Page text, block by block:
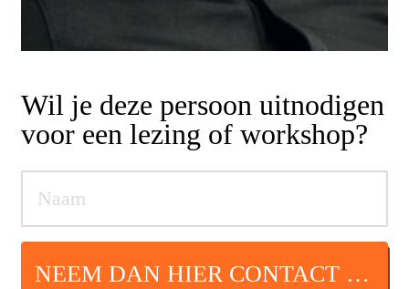
Wil je deze persoon uitnodigen
voor een lezing of workshop?
NEEM DAN HIER CONTACT OP